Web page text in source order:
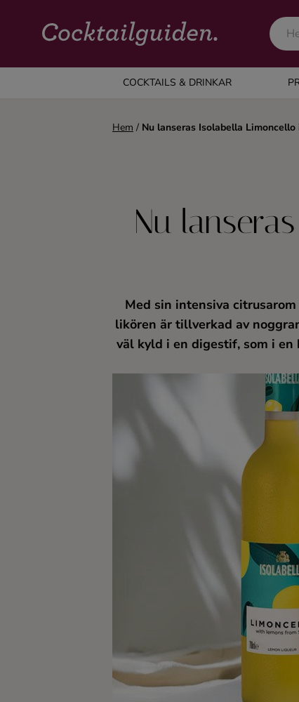
COCKTAILS & DRINKAR
COCKTAILS & DRINKAR
Alla cocktails & drinkar
Hem / Nu lanseras Isolabella
Nu
Med sin intensiva
likören är tillverkad av
väl kyld i en digestif, som i